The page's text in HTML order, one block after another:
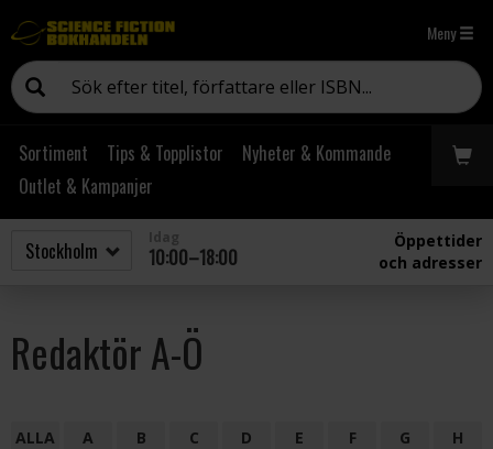
Meny
Sortiment Tips & Topplistor
Nyheter & Kommande
Outlet & Kampanjer
10:00–18:00
Öppettider
och adresser
Redaktör A-Ö
ALLA A B C D E F G
H